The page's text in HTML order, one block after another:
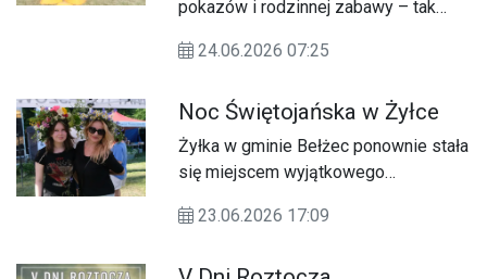
pokazów i rodzinnej zabawy – tak
Dziecka, który odbył się 21 czerwca
Tarnawatce.
24.06.2026 07:25
Noc Świętojańska w Żyłce
Żyłka w gminie Bełżec ponownie stała
się miejscem wyjątkowego
słowiańskich tradycji.
23.06.2026 17:09